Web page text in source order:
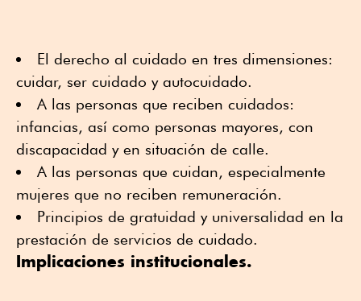
El derecho al cuidado en tres dimensiones:
cuidar, ser cuidado y autocuidado.
A las personas que reciben cuidados:
infancias, así como personas mayores, con
discapacidad y en situación de calle.
A las personas que cuidan, especialmente
mujeres que no reciben remuneración.
Principios de gratuidad y universalidad en la
prestación de servicios de cuidado.
Implicaciones institucionales.